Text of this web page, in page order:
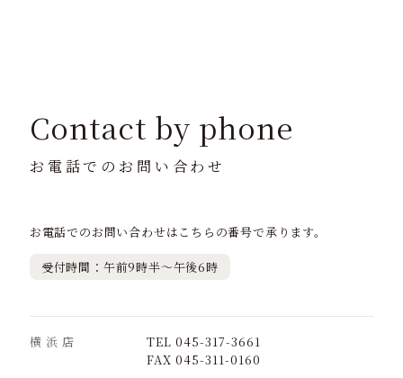
Contact by phone
お電話でのお問い合わせ
お電話でのお問い合わせはこちらの番号で承ります。
受付時間：午前9時半～午後6時
横 浜 店
TEL 045-317-3661
FAX 045-311-0160